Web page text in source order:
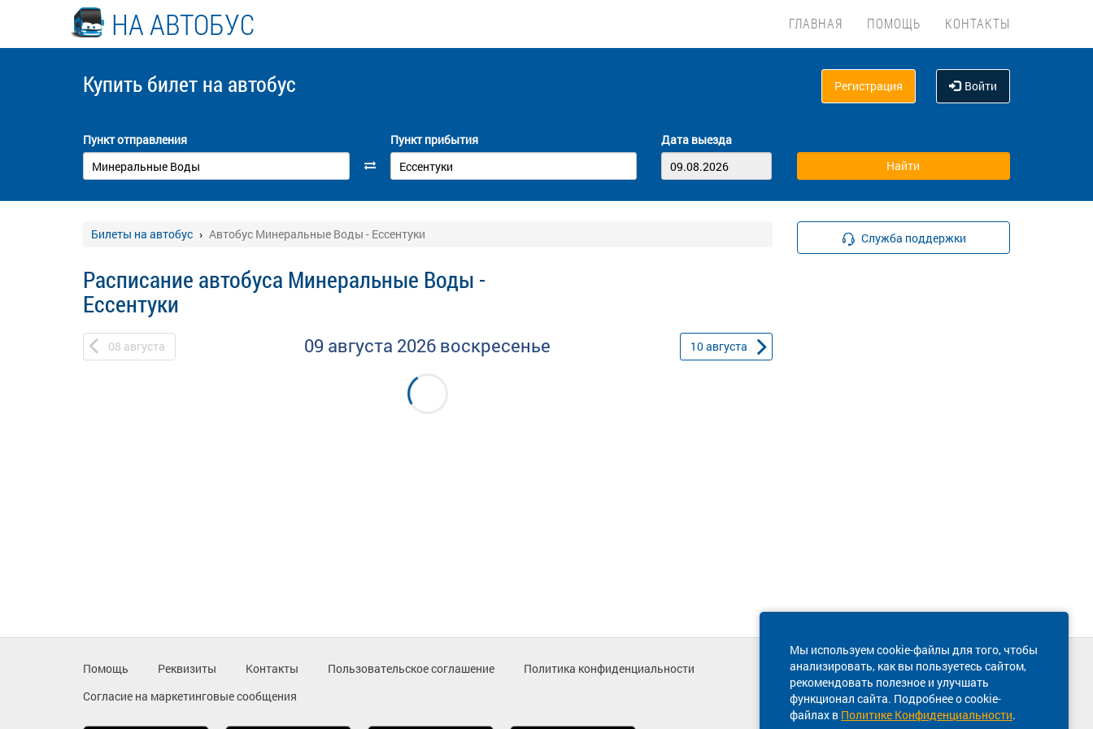
НА АВТОБУС ГЛАВНАЯ ПОМОЩЬ КОНТАКТЫ
Купить билет на автобус Регистрация Войти
Пункт отправления Пункт прибытия Дата выезда
Билеты на автобус Автобус Минеральные Воды - Ессентуки
Расписание автобуса Минеральные Воды -
Ессентуки
08 августа 09 августа 2026 воскресенье 10августа
Служба поддержки
Мы используем cookie-файлы для того, чтобы
анализировать, как вы пользуетесь сайтом,
рекомендовать полезное и улучшать
функционал сайта. Подробнее о cookie-
файлах в Политике Конфиденциальности.
Помощь Реквизиты Контакты Пользовательское соглашение
Политика конфиденциальности
Согласие на маркетинговые сообщения
Техническая поддержка сайта
8 800 600-03-38